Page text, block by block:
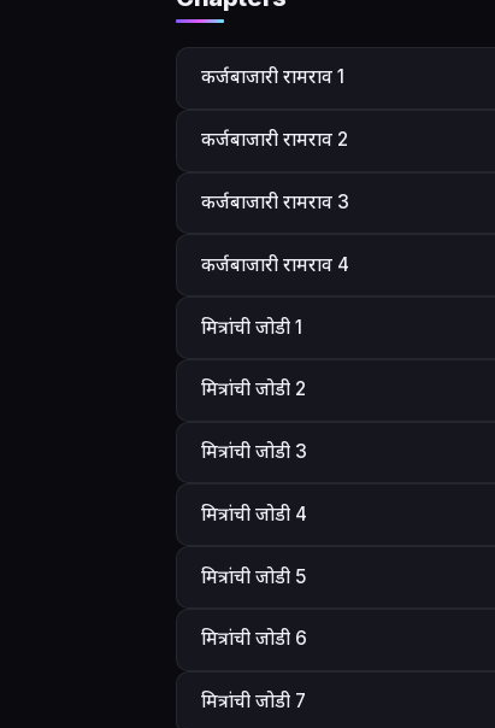
कर्जबाजारी रामराव 1
कर्जबाजारी रामराव 2
कर्जबाजारी रामराव 3
कर्जबाजारी रामराव 4
मित्रांची जोडी 1
मित्रांची जोडी 2
मित्रांची जोडी 3
मित्रांची जोडी 4
मित्रांची जोडी 5
मित्रांची जोडी 6
मित्रांची जोडी 7